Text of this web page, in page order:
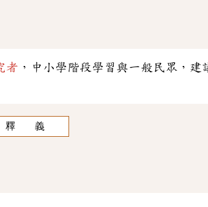
者 ，中小學階段學習與一般民眾，建
釋 義